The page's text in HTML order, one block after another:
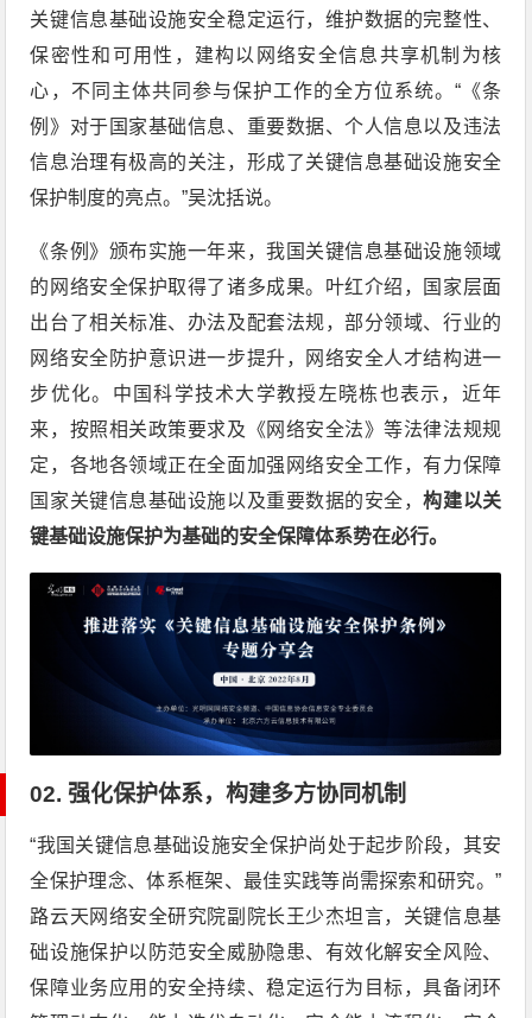
关键信息基础设施安全稳定运行，维护数据的完整性、
保密性和可用性，建构以网络安全信息共享机制为核
心，不同主体共同参与保护工作的全方位系统。“《条
例》对于国家基础信息、重要数据、个人信息以及违法
信息治理有极高的关注，形成了关键信息基础设施安全
保护制度的亮点。”吴沈括说。
《条例》颁布实施一年来，我国关键信息基础设施领域
的网络安全保护取得了诸多成果。叶红介绍，国家层面
出台了相关标准、办法及配套法规，部分领域、行业的
网络安全防护意识进一步提升，网络安全人才结构进一
步优化。中国科学技术大学教授左晓栋也表示，近年
来，按照相关政策要求及《网络安全法》等法律法规规
定，各地各领域正在全面加强网络安全工作，有力保障
国家关键信息基础设施以及重要数据的安全，构建以关
键基础设施保护为基础的安全保障体系势在必行。
02. 强化保护体系，构建多方协同机制
“我国关键信息基础设施安全保护尚处于起步阶段，其安
全保护理念、体系框架、最佳实践等尚需探索和研究。”
路云天网络安全研究院副院长王少杰坦言，关键信息基
础设施保护以防范安全威胁隐患、有效化解安全风险、
保障业务应用的安全持续、稳定运行为目标，具备闭环